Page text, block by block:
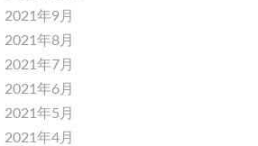
2021年9月
2021年8月
2021年7月
2021年6月
2021年5月
2021年4月